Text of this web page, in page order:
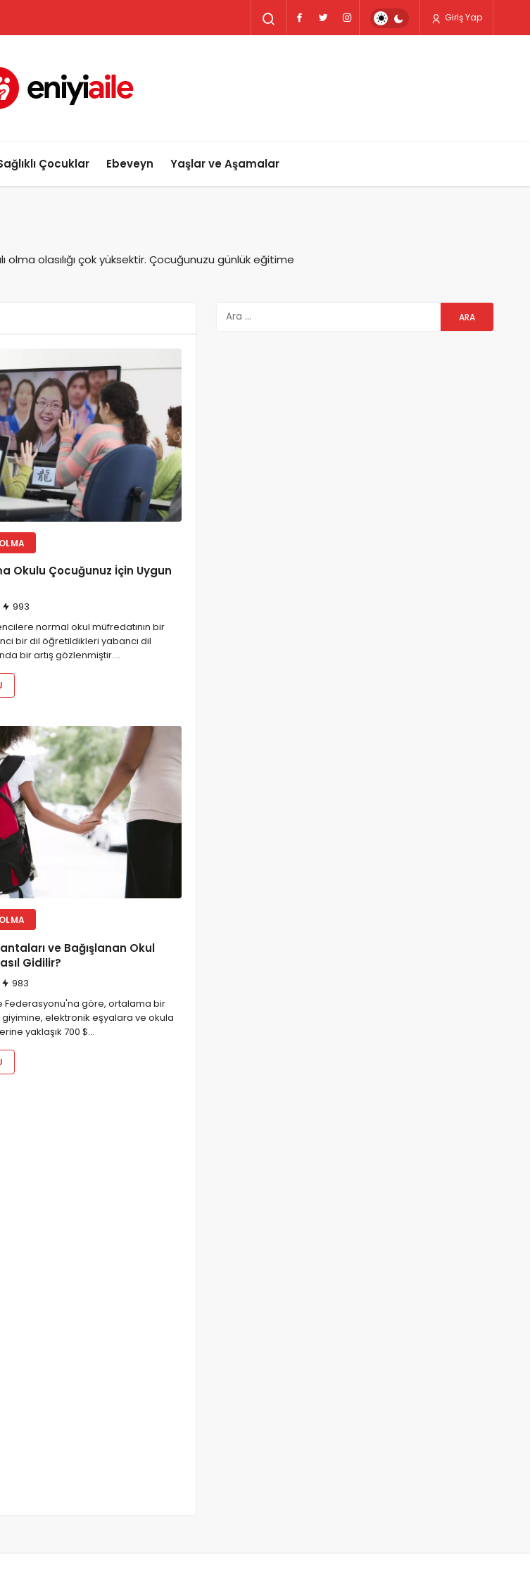
Giriş Yap
Çocuklar Ebeveyn Yaşlar ve Aşamalar
olasılığı çok yüksektir. Çocuğunuzu günlük eğitime
Okulu Çocuğunuz İçin Uygun
993
normal okul müfredatının bir
bir dil öğretildikleri yabancı dil
bir artış gözlenmiştir.…
ve Bağışlanan Okul
Gidilir?
983
Federasyonu'na göre, ortalama bir
giyimine, elektronik eşyalara ve okula
yaklaşık 700 $…